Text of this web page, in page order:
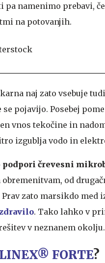
namenimo prebavi,
na potovanjih.
naj zato vsebuje
pojavijo. Posebej
vnos tekočine in
izgublja vodo in
podpori črevesni
od
zato marsikdo med
. Tako lahko v
v neznanem okolju.
LINEX® FORTE?